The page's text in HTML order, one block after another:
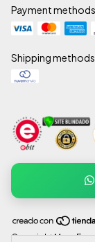
Payment methods
Shipping methods
Copyright Mexx